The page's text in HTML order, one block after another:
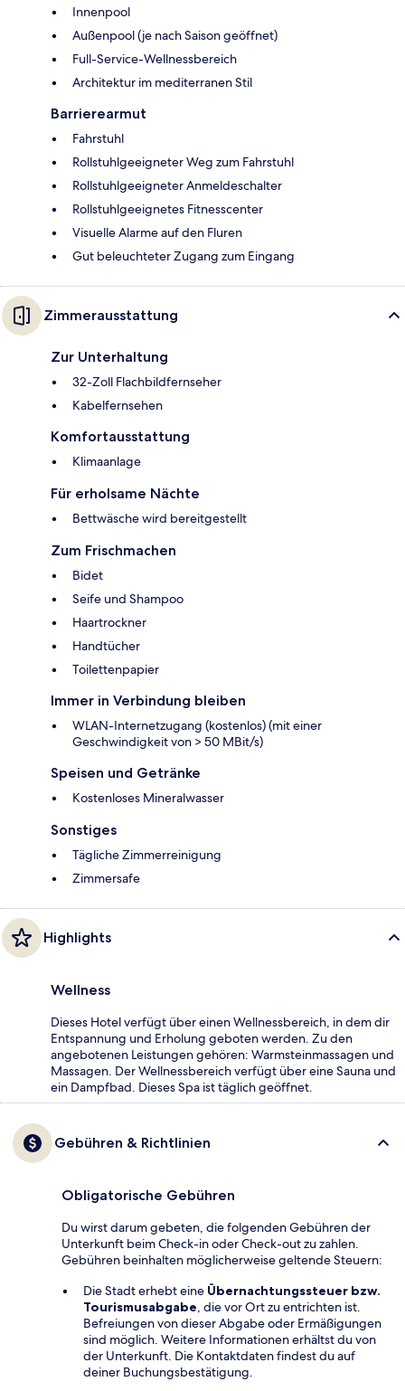
Innenpool
Außenpool (je nach Saison geöffnet)
Full-Service-Wellnessbereich
Architektur im mediterranen Stil
Barrierearmut
Fahrstuhl
Rollstuhlgeeigneter Weg zum Fahrstuhl
Rollstuhlgeeigneter Anmeldeschalter
Rollstuhlgeeignetes Fitnesscenter
Visuelle Alarme auf den Fluren
Gut beleuchteter Zugang zum Eingang
Zimmerausstattung
Zur Unterhaltung
32-Zoll Flachbildfernseher
Kabelfernsehen
Komfortausstattung
Klimaanlage
Für erholsame Nächte
Bettwäsche wird bereitgestellt
Zum Frischmachen
Bidet
Seife und Shampoo
Haartrockner
Handtücher
Toilettenpapier
Immer in Verbindung bleiben
WLAN-Internetzugang (kostenlos) (mit einer
Geschwindigkeit von > 50 MBit/s)
Speisen und Getränke
Kostenloses Mineralwasser
Sonstiges
Tägliche Zimmerreinigung
Zimmersafe
Highlights
Wellness
Dieses Hotel verfügt über einen Wellnessbereich, in dem dir
Entspannung und Erholung geboten werden. Zu den
angebotenen Leistungen gehören: Warmsteinmassagen und
Massagen. Der Wellnessbereich verfügt über eine Sauna und
ein Dampfbad. Dieses Spa ist täglich geöffnet.
Gebühren & Richtlinien
Obligatorische Gebühren
Du wirst darum gebeten, die folgenden Gebühren der
Unterkunft beim Check-in oder Check-out zu zahlen.
Gebühren beinhalten möglicherweise geltende Steuern:
Die Stadt erhebt eine Übernachtungssteuer bzw.
Tourismusabgabe, die vor Ort zu entrichten ist.
Befreiungen von dieser Abgabe oder Ermäßigungen
sind möglich. Weitere Informationen erhältst du von
der Unterkunft. Die Kontaktdaten findest du auf
deiner Buchungsbestätigung.